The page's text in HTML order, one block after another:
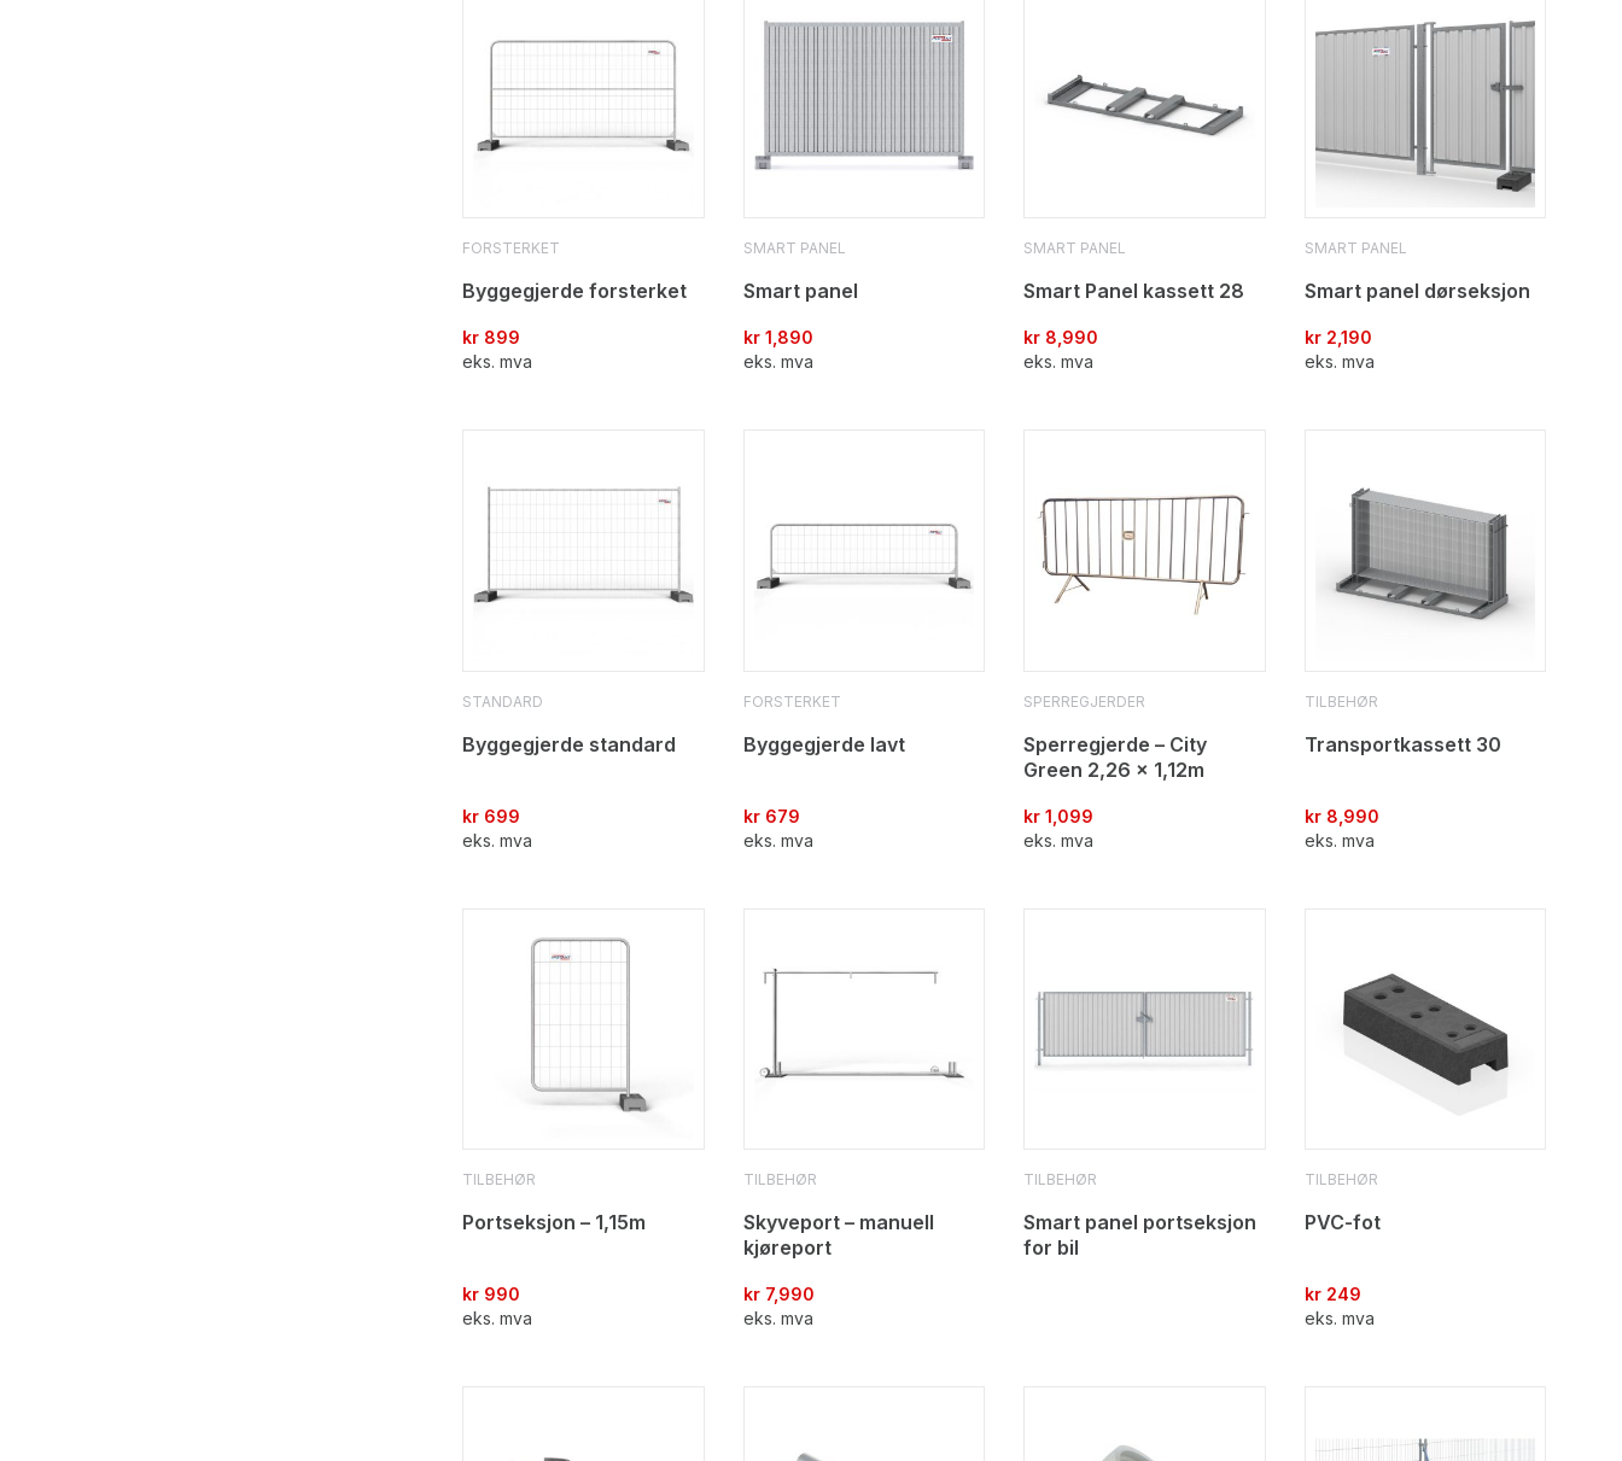
FORSTERKET
Byggegjerde forsterket
kr 899
eks. mva
SMART PANEL
Smart panel
kr1,890
eks. mva
SMART PANEL
Smart Panel kassett 28
kr 8,990
eks. mva
SMART PANEL
Smart panel dørseksjon
kr2,190
eks. mva
STANDARD
Byggegjerde standard
kr 699
eks. mva
FORSTERKET
Byggegjerde lavt
kr679
eks. mva
SPERREGJERDER
Sperregjerde – City
Green 2,26 x 1,12m
kr 1,099
eks. mva
TILBEHØR
Transportkassett 30
kr8,990
eks. mva
TILBEHØR
Portseksjon – 1,15m
kr 990
eks. mva
TILBEHØR
Skyveport – manuell
kjøreport
kr7,990
eks. mva
TILBEHØR
Smart panel portseksjon
for bil
TILBEHØR
PVC-fot
kr249
eks. mva